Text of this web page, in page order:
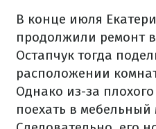
В конце июля
продолжили ремонт
Остапчук тогда
расположении
Однако из-за
поехать в мебельный